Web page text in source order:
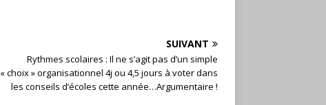
SUIVANT
Rythmes scolaires : Il ne s’agit pas d’un simple
« choix » organisationnel 4j ou 4,5 jours à voter dans
les conseils d’écoles cette année…Argumentaire !